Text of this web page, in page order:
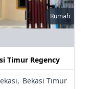
Rumah
Timur Regency
Bekasi Timur